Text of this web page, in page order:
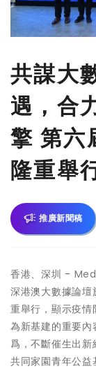
共謀大
遇，合
擎 第六
隆重舉
推廣新聞稿
香港、深圳 -
深港澳大數據論壇
重舉行，顯示疫
為新基建的重要
爲，不斷催生出
共同家園青年公